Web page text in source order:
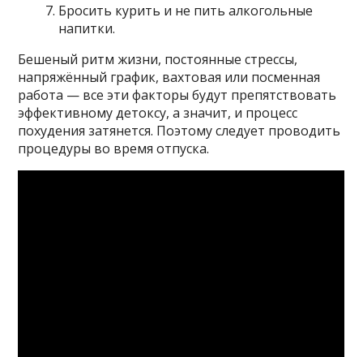
Бросить курить и не пить алкогольные
напитки.
Бешеный ритм жизни, постоянные стрессы,
напряжённый график, вахтовая или посменная
работа — все эти факторы будут препятствовать
эффективному детоксу, а значит, и процесс
похудения затянется. Поэтому следует проводить
процедуры во время отпуска.